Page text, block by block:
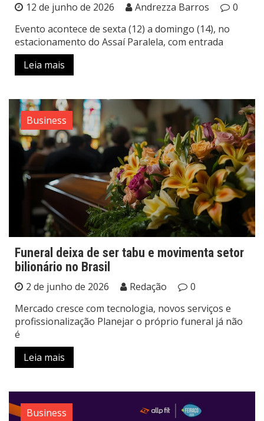
12 de junho de 2026 Andrezza Barros
0
Evento acontece de sexta (12) a domingo (14), no
estacionamento do Assaí Paralela, com entrada
Leia mais
Business
Funeral deixa de ser tabu e movimenta setor
bilionário no Brasil
2 de junho de 2026 Redação
0
Mercado cresce com tecnologia, novos serviços e
profissionalização Planejar o próprio funeral já não
é
Leia mais
Business